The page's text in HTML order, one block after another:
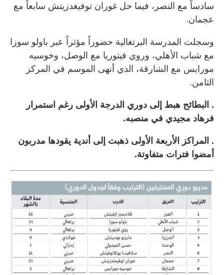
سادساً مع النصر، فيما حل غوران توفيغدزيتش سابعاً مع
عجمان.
وسجلت المدرسة البرتغالية حضوراً مؤثراً عبر باولو سوزا
مع شباب الأهلي، وروي فيتوريا مع الوصل، وخوسيه
مورايس مع الشارقة، الذي أنهى الموسم في المركز
الثامن.
. البطائح هبط إلى دوري الدرجة الأولى رغم استمرار
فرهاد مجيدي في منصبه.
. المراكز الأربعة الأولى ذهبت إلى أندية يقودها مدربون
أمضوا فترات متفاوتة.